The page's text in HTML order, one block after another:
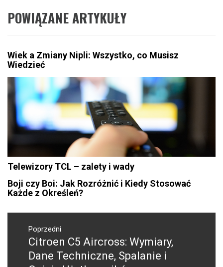
POWIĄZANE ARTYKUŁY
Wiek a Zmiany Nipli: Wszystko, co Musisz
Wiedzieć
Telewizory TCL – zalety i wady
Boji czy Boi: Jak Rozróżnić i Kiedy Stosować
Każde z Określeń?
Nawigacja
wpisuPoprzedni
Poprzedni
wpis:
Citroen C5 Aircross: Wymiary,
Dane Techniczne, Spalanie i